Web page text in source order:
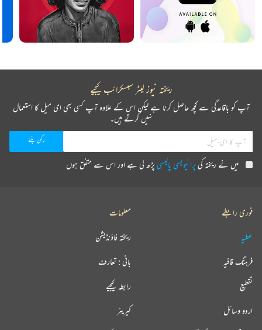
ریختہ نیوز لیٹر سبسکرائب کیجیے
آپ کو باقاعدگی سے کچھ حاصل کرنا ہے لیکن اس کے علاوہ آپ کسی بھی ای میل کا استعمال
نہیں کرتے ہیں۔
میں نے ریختہ کیپرائیویسی پالیسیپڑھ لی ہے اور اس سے متفق ہوں
فوری رابطے
عطیہ
فرہنگ قافیہ
تقطیع
اردو وسائل
معلومات
ریختہ فاؤنڈیشن
بانی : تعارف
رابطہ کیجیے
کیریئر